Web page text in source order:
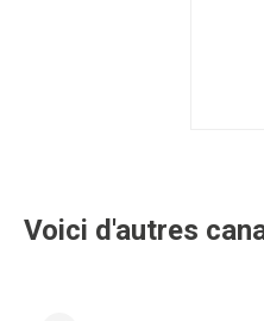
Voici d'autres